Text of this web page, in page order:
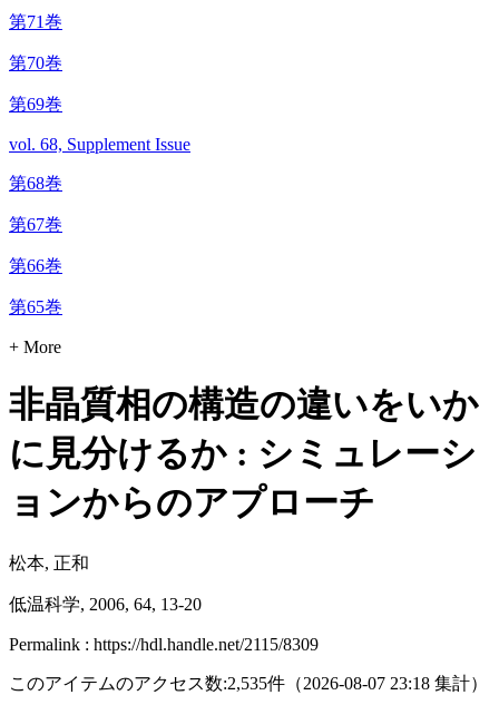
第71巻
第70巻
第69巻
vol. 68, Supplement Issue
第68巻
第67巻
第66巻
第65巻
+ More
非晶質相の構造の違いをいか
に見分けるか : シミュレーシ
ョンからのアプローチ
松本, 正和
低温科学, 2006, 64, 13-20
Permalink : https://hdl.handle.net/2115/8309
このアイテムのアクセス数:2,535件 （2026-08-07 23:18 集計）